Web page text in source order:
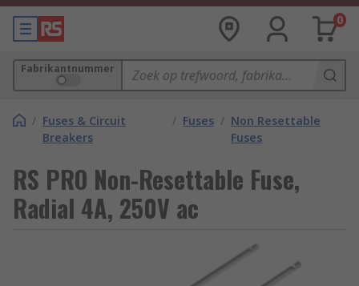
0
Fabrikantnummer
/ Fuses & Circuit
Breakers
/ Fuses / Non Resettable
Fuses
RS PRO Non-Resettable Fuse,
Radial 4A, 250V ac